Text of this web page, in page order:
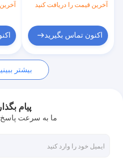
اخبار
درخواست نقل قول
اتوبوس پیشخوان فرودگاه
پله های مسافری خودکششی
آمبولیفت فرودگاهی
آخرین قیمت را دریافت کنید
اکنون تماس بگیرید
بیشتر
پیام
ما به سرعت پاسخ